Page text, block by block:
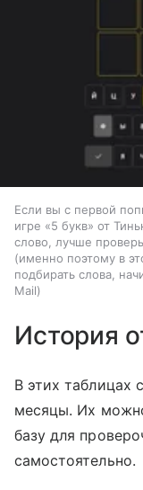
Если вы с первой
игре «5 букв» от
слово, лучше
(именно поэтому в
подбирать слова,
Mail
История
В этих таблицах
месяцы. Их
базу для
самостоятельно.